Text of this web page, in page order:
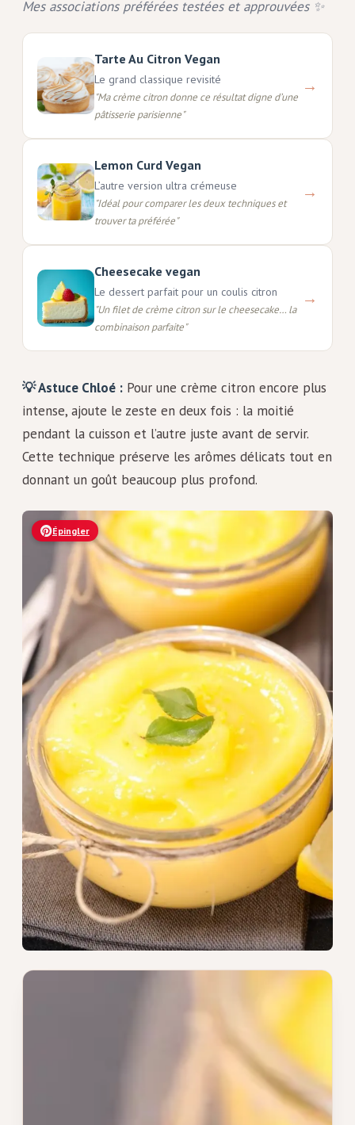
Mes associations préférées testées et approuvées ✨
Tarte Au Citron Vegan
Le grand classique revisité
"Ma crème citron donne ce résultat digne d’une
pâtisserie parisienne"
→
Lemon Curd Vegan
L’autre version ultra crémeuse
"Idéal pour comparer les deux techniques et
trouver ta préférée"
→
Cheesecake vegan
Le dessert parfait pour un coulis citron
"Un filet de crème citron sur le cheesecake… la
combinaison parfaite"
→
💡 Astuce Chloé : Pour une crème citron encore plus
intense, ajoute le zeste en deux fois : la moitié
pendant la cuisson et l’autre juste avant de servir.
Cette technique préserve les arômes délicats tout en
donnant un goût beaucoup plus profond.
Épingler